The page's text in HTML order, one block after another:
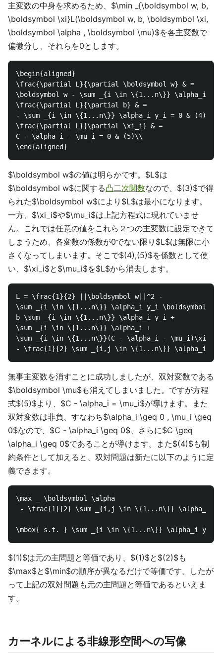
主変数の中身を求めるため、$\min _{\boldsymbol w, b,
\boldsymbol \xi}L(\boldsymbol w, b, \boldsymbol \xi,
\boldsymbol \alpha , \boldsymbol \mu)$を各主変数で
偏微分し、それらを0とします。
\begin{aligned}
\frac{\partial L}{\partial \boldsymbol w} & =
\boldsymbol w - \sum _{i \in \{1...n\}} \alpha_i
\frac{\partial L}{\partial b} & =
- \sum _{i \in \{1...n\}} \alpha_i y_i = 0 & (4)\\
\frac{\partial L}{\partial \xi_i} & =
C - \alpha_i - \mu_i = 0 & (5)\\
$\boldsymbol w$の値は明らかです。$L$は
$\boldsymbol w$に関する凸二次関数なので、$(3)$で得
られた$\boldsymbol w$により$L$は最小になります。
一方、$\xi_i$や$\mu_i$は上記方程式に現れていませ
ん。これでは任意の値をこれら２つの主変数に設定できて
しまうため、各変数の係数が0でない限り$L$は無限に小
さくなってしまいます。そこで$(4),(5)$を係数として使
い、$\xi_i$と$\mu_i$を$L$から消去します。
L = \frac{1}{2} ||\boldsymbol w||^2 -
\sum _{i \in \{1...n\}} \alpha_i y_i \boldsymbol
b \sum _{i \in \{1...n\}} \alpha_i y_i +
\sum _{i \in \{1...n\}} \alpha_i +
\sum _{i \in \{1...n\}}(C - \alpha_i - \mu_i)\xi_i
無事主変数を消すことに成功しましたが、双対変数である
$\boldsymbol \mu$も消えてしまいました。ですが方程
式$(5)$より、$C - \alpha_i = \mu_i$が導けます。また
双対変数は非負、すなわち$\alpha_i \geq 0 , \mu_i \geq
0$なので、$C - \alpha_i \geq 0$、さらに$C \geq
\alpha_i \geq 0$であることが導けます。また$(4)$も制
約条件として加えると、双対問題は新たに以下のように定
義できます。
\max _ \boldsymbol \alpha
- \frac{1}{2} \sum _{i,j \in \{1...n\}} \alpha_i
$(1)$は元の主問題と等価であり、$(1)$と$(2)$も
$\max$と$\min$の順序が異なるだけで等価です。したが
って上記の双対問題も元の主問題と等価であるといえま
す。
カーネルによる非線形空間への写像